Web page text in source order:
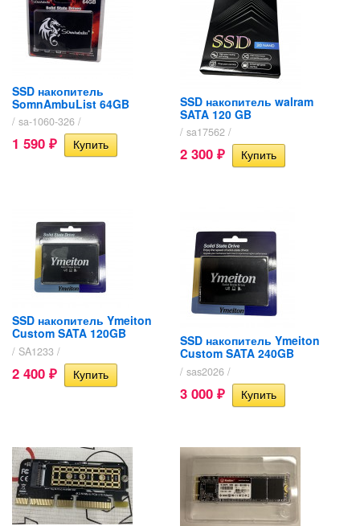
SSD накопитель
SomnAmbuList 64GB
/ sa-1060-326 /
1 590 ₽
SSD накопитель walram
SATA 120 GB
/ sa17562 /
2 300 ₽
SSD накопитель Ymeiton
Custom SATA 120GB
/ SA1233 /
2 400 ₽
SSD накопитель Ymeiton
Custom SATA 240GB
/ sas2026 /
3 000 ₽